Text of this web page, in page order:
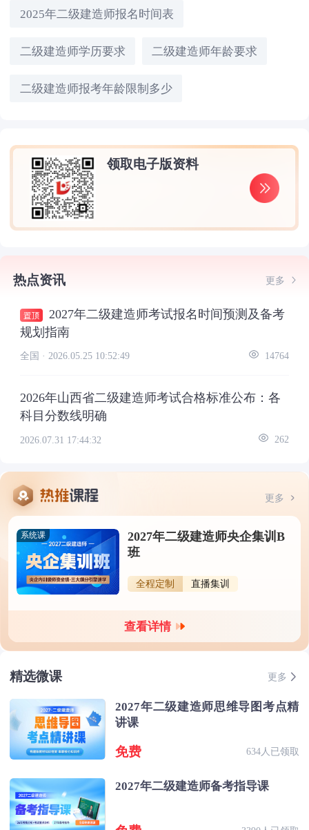
2025年二级建造师报名时间表
二级建造师学历要求 二级建造师年龄要求
二级建造师报考年龄限制多少
领取电子版资料
热点资讯 更多
2027年二级建造师考试报名时间预测及备考
规划指南
全国 · 2026.05.25 10:52:49 14764
2026年山西省二级建造师考试合格标准公布：各
科目分数线明确
2026.07.31 17:44:32 262
更多
系统课
2027年二级建造师央企集训B
班
全程定制 直播集训
查看详情
精选微课 更多
2027年二级建造师思维导图考点精
讲课
免费 634人已领取
2027年二级建造师备考指导课